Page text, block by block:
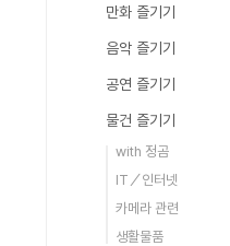
만화 즐기기
음악 즐기기
공연 즐기기
물건 즐기기
with 정곰
IT／인터넷
카메라 관련
생활물품